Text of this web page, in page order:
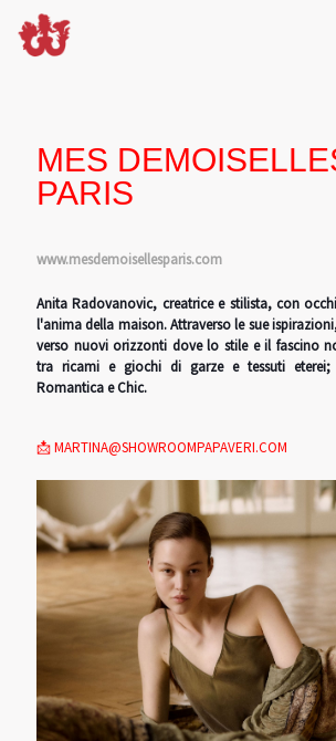
MES
PARIS
www.mesdemoisellesparis.com
Anita Radovanovic, creatrice e stilista, con
l'anima della maison. Attraverso le sue
verso nuovi orizzonti dove lo stile e il fascino
tra ricami e giochi di garze e tessuti
Romantica e Chic.
📩 MARTINA@SHOWROOMPAPAVERI.COM